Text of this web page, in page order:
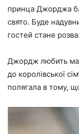
принца Джорджа
свято. Буде
гостей стане
Джордж любить
до королівської
полягала в тому,